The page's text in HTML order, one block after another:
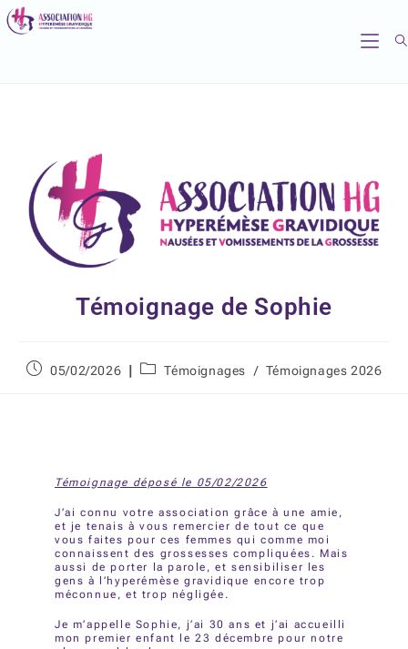
Témoignage de Sophie
05/02/2026 Témoignages / Témoignages 2026
Témoignage déposé le 05/02/2026
J’ai connu votre association grâce à une amie,
et je tenais à vous remercier de tout ce que
vous faites pour ces femmes qui comme moi
connaissent des grossesses compliquées. Mais
aussi de porter la parole, et sensibiliser les
gens à l’hyperémèse gravidique encore trop
méconnue, et trop négligée.
Je m’appelle Sophie, j’ai 30 ans et j’ai accueilli
mon premier enfant le 23 décembre pour notre